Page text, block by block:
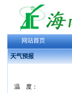
网站首页
天气预报